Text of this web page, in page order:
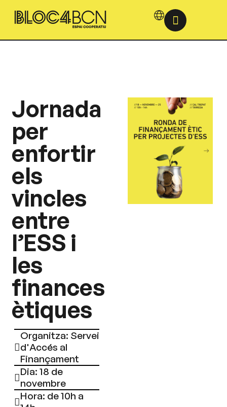
Jornada
per
enfortir
els
vincles
entre
l’ESS i
les
finances
ètiques
Organitza: Servei
d'Accés al
Finançament
Dia: 18 de
novembre
Hora: de 10h a